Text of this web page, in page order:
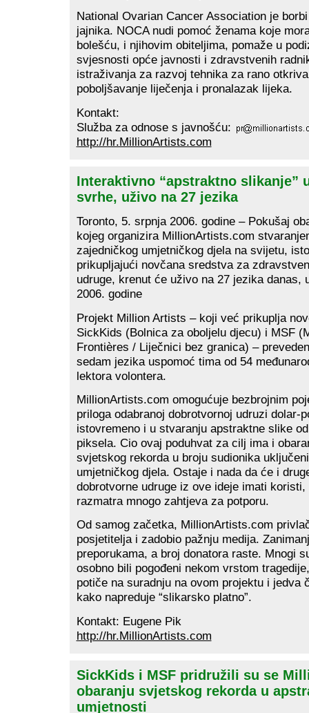
National Ovarian Cancer Association je
jajnika. NOCA nudi pomoć ženama koje
bolešću, i njihovim obiteljima, pomaže u
svjesnosti opće javnosti i zdravstvenih
istraživanja za razvoj tehnika za rano
poboljšavanje liječenja i pronalazak lijeka.
Kontakt:
Služba za odnose s javnošću:
http://hr.MillionArtists.com
Interaktivno “apstraktno slikanje”
svrhe, uživo na 27 jezika
Toronto, 5. srpnja 2006. godine – Pokušaj
kojeg organizira MillionArtists.com
zajedničkog umjetničkog djela na svijetu,
prikupljajući novčana sredstva za
udruge, krenut će uživo na 27 jezika danas,
2006. godine
Projekt Million Artists – koji već prikuplja
SickKids (Bolnica za oboljelu djecu) i MSF
Frontières / Liječnici bez granica) –
sedam jezika uspomoć tima od 54
lektora volontera.
MillionArtists.com omogućuje bezbrojnim
priloga odabranoj dobrotvornoj udruzi dolar-
istovremeno i u stvaranju apstraktne slike
piksela. Cio ovaj poduhvat za cilj ima i
svjetskog rekorda u broju sudionika
umjetničkog djela. Ostaje i nada da će i
dobrotvorne udruge iz ove ideje imati koristi,
razmatra mnogo zahtjeva za potporu.
Od samog začetka, MillionArtists.com
posjetitelja i zadobio pažnju medija.
preporukama, a broj donatora raste. Mnogi
osobno bili pogođeni nekom vrstom
potiče na suradnju na ovom projektu i jedva
kako napreduje “slikarsko platno”.
Kontakt: Eugene Pik
http://hr.MillionArtists.com
SickKids i MSF pridružili su se
obaranju svjetskog rekorda u
umjetnosti